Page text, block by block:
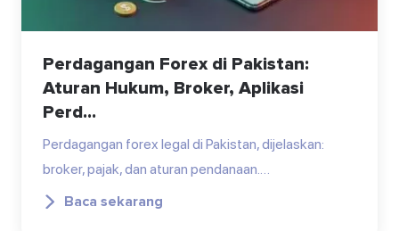
Perdagangan Forex di Pakistan:
Aturan Hukum, Broker, Aplikasi
Perd...
Perdagangan forex legal di Pakistan, dijelaskan:
broker, pajak, dan aturan pendanaan.…
Baca sekarang